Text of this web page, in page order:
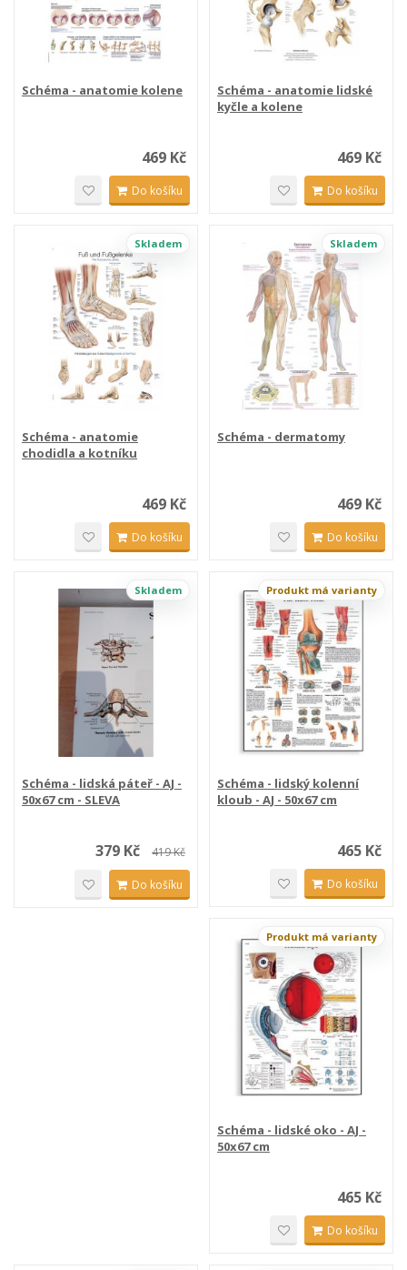
Schéma - anatomie kolene
469 Kč
Do košíku
Schéma - anatomie lidské
kyčle a kolene
469 Kč
Do košíku
Skladem
Schéma - anatomie
chodidla a kotníku
469 Kč
Do košíku
Skladem
Schéma - dermatomy
469 Kč
Do košíku
Skladem
Schéma - lidská páteř - AJ -
50x67 cm - SLEVA
379 Kč 419 Kč
Do košíku
Produkt má varianty
Schéma - lidský kolenní
kloub - AJ - 50x67 cm
465 Kč
Do košíku
Produkt má varianty
Schéma - lidské oko - AJ -
50x67 cm
465 Kč
Do košíku